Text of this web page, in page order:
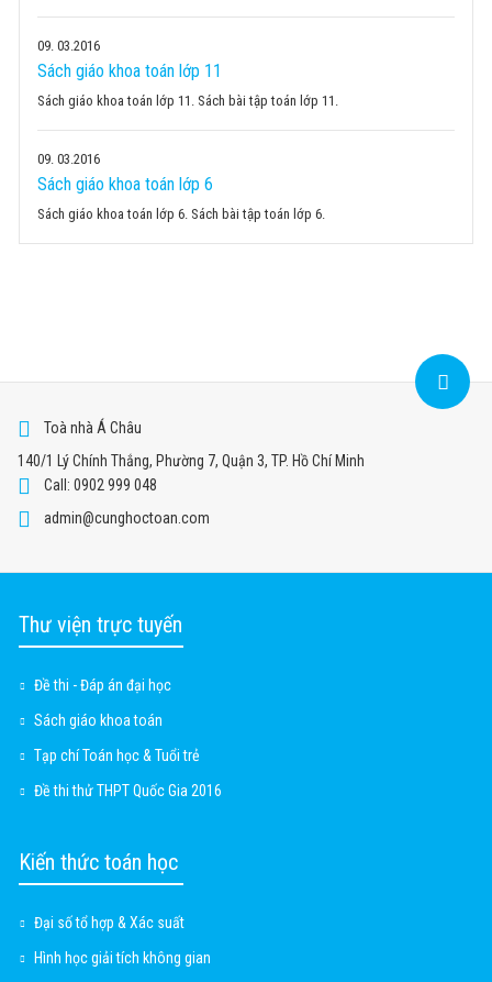
09 03.2016
Sách giáo khoa toán lớp 11
Sách giáo khoa toán lớp 11. Sách bài tập toán lớp 11.
09 03.2016
Sách giáo khoa toán lớp 6
Sách giáo khoa toán lớp 6. Sách bài tập toán lớp 6.
Toà nhà Á Châu
140/1 Lý Chính Thắng, Phường 7, Quận 3, TP. Hồ Chí Minh
Call: 0902 999 048
admin@cunghoctoan.com
Thư viện trực tuyến
Đề thi - Đáp án đại học
Sách giáo khoa toán
Tạp chí Toán học & Tuổi trẻ
Đề thi thử THPT Quốc Gia 2016
Kiến thức toán học
Đại số tổ hợp & Xác suất
Hình học giải tích không gian